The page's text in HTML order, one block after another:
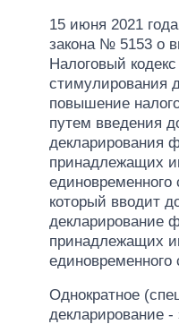
15 июня 2021
закона № 5153 о
Налоговый
стимулирования
повышение
путем введения
декларирования
принадлежащих
который вводит
декларирование
принадлежащих
Однократное
декларирование